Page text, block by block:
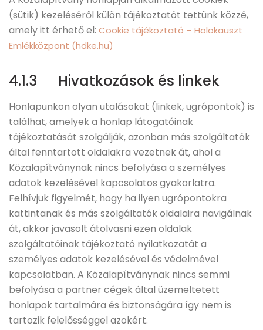
(sütik) kezeléséről külön tájékoztatót tettünk közzé,
amely itt érhető el: Cookie tájékoztató – Holokauszt
Emlékközpont (hdke.hu)
4.1.3 Hivatkozások és linkek
Honlapunkon olyan utalásokat (linkek, ugrópontok) is
találhat, amelyek a honlap látogatóinak
tájékoztatását szolgálják, azonban más szolgáltatók
által fenntartott oldalakra vezetnek át, ahol a
Közalapítványnak nincs befolyása a személyes
adatok kezelésével kapcsolatos gyakorlatra.
Felhívjuk figyelmét, hogy ha ilyen ugrópontokra
kattintanak és más szolgáltatók oldalaira navigálnak
át, akkor javasolt átolvasni ezen oldalak
szolgáltatóinak tájékoztató nyilatkozatát a
személyes adatok kezelésével és védelmével
kapcsolatban. A Közalapítványnak nincs semmi
befolyása a partner cégek által üzemeltetett
honlapok tartalmára és biztonságára így nem is
tartozik felelősséggel azokért.